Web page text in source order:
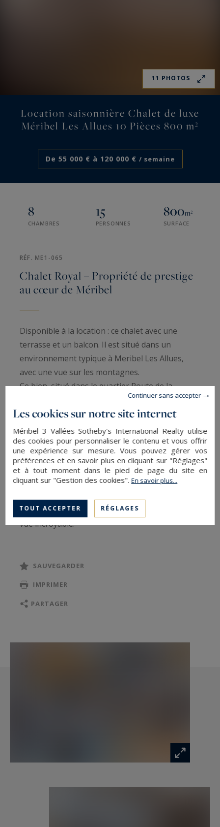
11 PHOTOS
Location saisonnière Chalet de luxe
Méribel Les Allues 10 Pièces 800 m²
De 55 000 € à 120 000 € / semaine
8
CHAMBRES
15
PERSONNES
800m²
SURFACE
RÉF. ME1-065
Chalet Royal – Propriété de prestige
au cœur de Méribel
Disponible à la location : ce chalet avec une
terrasse et un balcon. Il est situé dans un
environnement typique à Meribel Les Allues,
avec une vue sur les montagnes.
Ce bien, situé dans le quartier Route de la
Renarde, vous propose une surface intérieure
de 800 m², ainsi que l'avantage de la proximité
des pistes de ski. Il est constitué d'une cuisine et
de 9 chambres.
L'exposition Sud-Ouest vous donne l'assurance
d'un éclairage idéal tout au long de la journée.
Dans l'espace détente, vous apprécierez une
On est séduit par sa superbe exposition et sa
vue incroyable.
SAUVEGARDER
IMPRIMER
PARTAGER
Les cookies sur notre site internet
Méribel 3 Vallées Sotheby's International Realty utilise
des cookies pour personnaliser le contenu et vous offrir
une expérience sur mesure. Vous pouvez gérer vos
préférences et en savoir plus en cliquant sur "Réglages"
et à tout moment dans le pied de page du site en
cliquant sur "Gestion des cookies".En savoir plus...
TOUT ACCEPTER RÉGLAGES
Continuer sans accepter